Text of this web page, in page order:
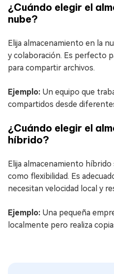
¿Cuándo elegir el
nube?
Elija almacenamiento en la
y colaboración. Es perfecto
para compartir archivos.
Ejemplo: Un equipo que
compartidos desde
¿Cuándo elegir el
híbrido?
Elija almacenamiento
como flexibilidad. Es
necesitan velocidad local y
Ejemplo: Una pequeña
localmente pero realiza